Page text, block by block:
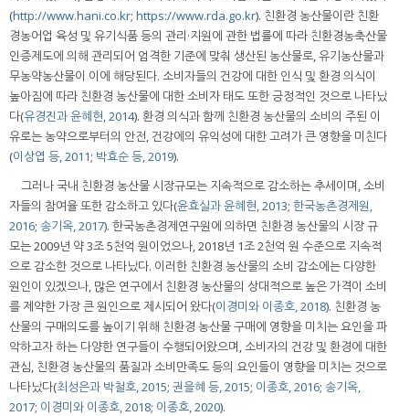
(http://www.hani.co.kr; https://www.rda.go.kr). 친환경 농산물이란 친환
경농어업 육성 및 유기식품 등의 관리·지원에 관한 법률에 따라 친환경농축산물
인증제도에 의해 관리되어 엄격한 기준에 맞춰 생산된 농산물로, 유기농산물과
무농약농산물이 이에 해당된다. 소비자들의 건강에 대한 인식 및 환경 의식이
높아짐에 따라 친환경 농산물에 대한 소비자 태도 또한 긍정적인 것으로 나타났
다(유경진과 윤혜현, 2014). 환경 의식과 함께 친환경 농산물의 소비의 주된 이
유로는 농약으로부터의 안전, 건강에의 유익성에 대한 고려가 큰 영향을 미친다
(이상엽 등, 2011; 박효순 등, 2019).
그러나 국내 친환경 농산물 시장규모는 지속적으로 감소하는 추세이며, 소비
자들의 참여율 또한 감소하고 있다(윤효실과 윤혜현, 2013; 한국농촌경제원,
2016; 송기옥, 2017). 한국농촌경제연구원에 의하면 친환경 농산물의 시장 규
모는 2009년 약 3조 5천억 원이었으나, 2018년 1조 2천억 원 수준으로 지속적
으로 감소한 것으로 나타났다. 이러한 친환경 농산물의 소비 감소에는 다양한
원인이 있겠으나, 많은 연구에서 친환경 농산물의 상대적으로 높은 가격이 소비
를 제약한 가장 큰 원인으로 제시되어 왔다(이경미와 이종호, 2018). 친환경 농
산물의 구매의도를 높이기 위해 친환경 농산물 구매에 영향을 미치는 요인을 파
악하고자 하는 다양한 연구들이 수행되어왔으며, 소비자의 건강 및 환경에 대한
관심, 친환경 농산물의 품질과 소비만족도 등의 요인들이 영향을 미치는 것으로
나타났다(최성은과 박철호, 2015; 권을혜 등, 2015; 이종호, 2016; 송기옥,
2017; 이경미와 이종호, 2018; 이종호, 2020).